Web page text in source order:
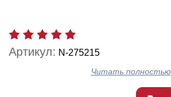
Артикул: N-275215
Читать полностью